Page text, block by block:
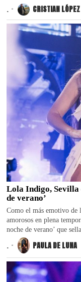
. CRISTIAN
Lola Indigo, Sevilla
de verano’
Como el más emotivo de
amorosos en plena
noche de verano’ que
. PAULA DE LUNA